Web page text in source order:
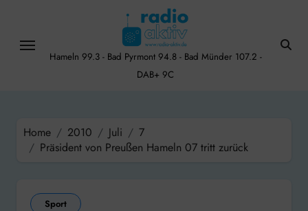
content
Hameln 99.3 - Bad Pyrmont 94.8 - Bad Münder 107.2 -
DAB+ 9C
Home 2010 Juli
7
Präsident von Preußen Hameln 07 tritt zurück
Sport